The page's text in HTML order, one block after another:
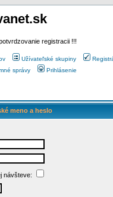
registracii !!!
Užívateľské skupiny
správy Prihlásenie
meno a heslo
návšteve: